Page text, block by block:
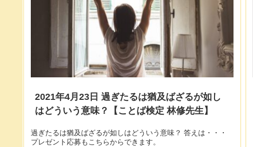
2021年4月23日 過ぎたるは猶及ばざるが如し
はどういう意味？【ことば検定 林修先生】
過ぎたるは猶及ばざるが如しはどういう意味？ 答えは・・・
プレゼント応募もこちらからできます。